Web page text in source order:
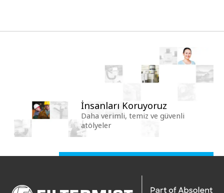
İnsanları Koruyoruz
Daha verimli, temiz ve güvenli
atölyeler